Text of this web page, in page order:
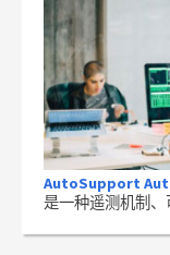
AutoSupport
是一种遥测机制、